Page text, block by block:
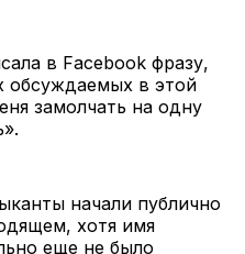
в Facebook фразу,
в этой
замолчать на одну
начали публично
хотя имя
еще не было